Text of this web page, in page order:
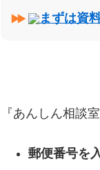
まずは資
『あんしん相談
郵便番号を